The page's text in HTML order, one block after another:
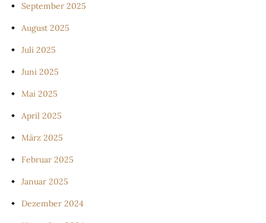
September 2025
August 2025
Juli 2025
Juni 2025
Mai 2025
April 2025
März 2025
Februar 2025
Januar 2025
Dezember 2024